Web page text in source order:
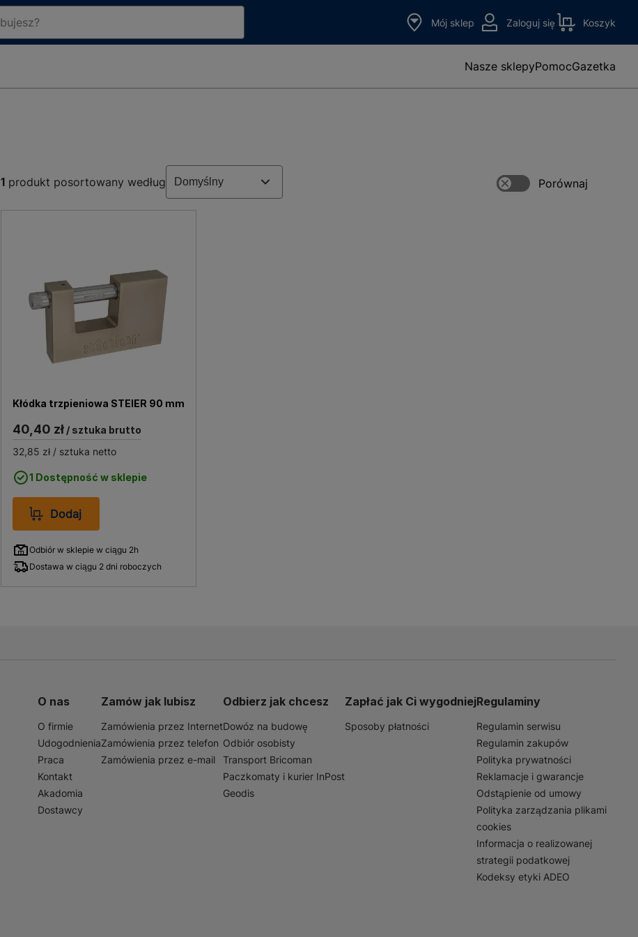
Mój sklep Zaloguj się Koszyk
Nasze sklepyPomocGazetka
1produkt posortowany według
Kłódka trzpieniowa STEIER 90 mm
40,40 zł/ sztuka brutto
32,85 zł/ sztuka netto
1 Dostępność w sklepie
Dodaj
Odbiór w sklepie w ciągu 2h
Dostawa w ciągu 2 dni roboczych
O nas
O firmie
Udogodnienia
Praca
Kontakt
Akadomia
Dostawcy
Zamów jak lubisz
Zamówienia przez Internet
Zamówienia przez telefon
Zamówienia przez e-mail
Odbierz jak chcesz
Dowóz na budowę
Odbiór osobisty
Transport Bricoman
Paczkomaty i kurier InPost
Geodis
Zapłać jak Ci wygodniej
Sposoby płatności
Regulaminy
Regulamin serwisu
Regulamin zakupów
Polityka prywatności
Reklamacje i gwarancje
Odstąpienie od umowy
Polityka zarządzania plikami
cookies
Informacja o realizowanej
strategii podatkowej
Kodeksy etyki ADEO